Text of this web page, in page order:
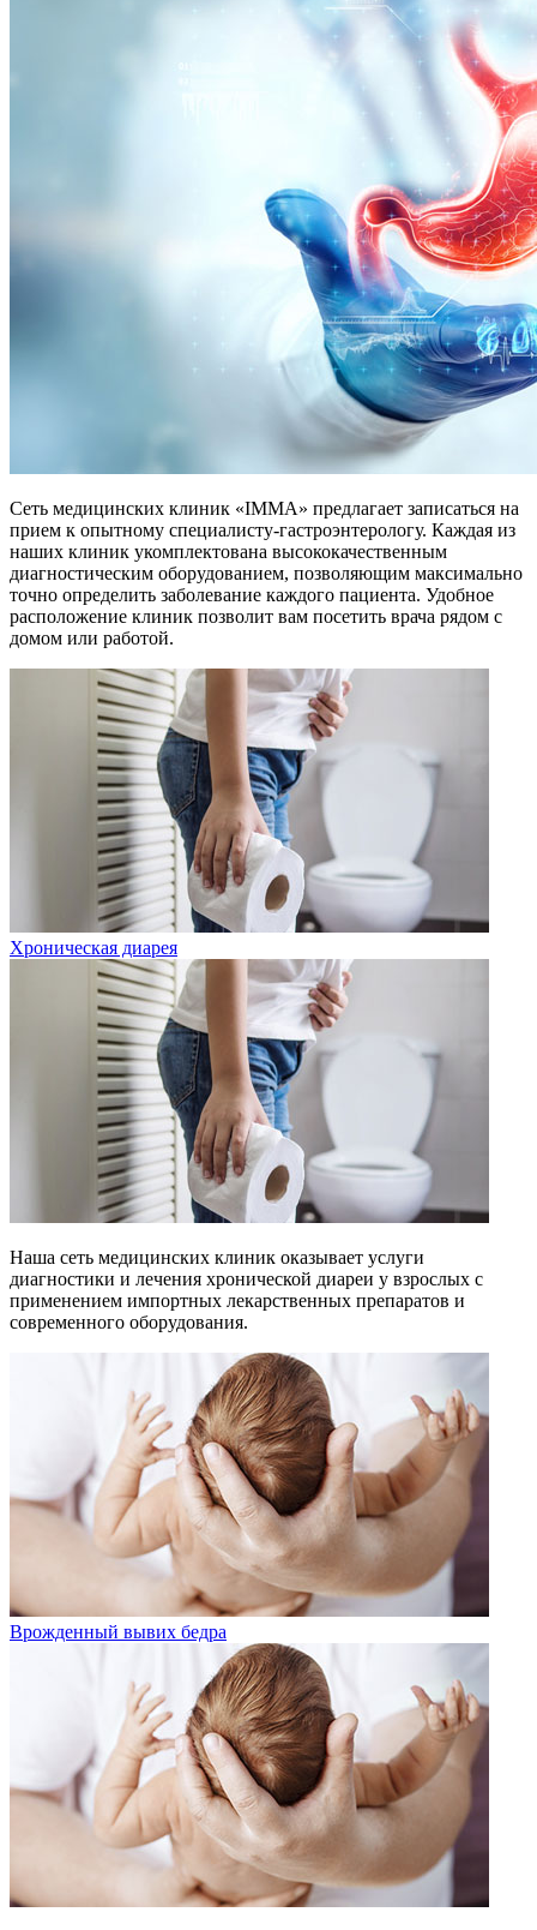
Сеть медицинских клиник «IMMA» предлагает записаться на
прием к опытному специалисту-гастроэнтерологу. Каждая из
наших клиник укомплектована высококачественным
диагностическим оборудованием, позволяющим максимально
точно определить заболевание каждого пациента. Удобное
расположение клиник позволит вам посетить врача рядом с
домом или работой.
Хроническая диарея
Наша сеть медицинских клиник оказывает услуги
диагностики и лечения хронической диареи у взрослых с
применением импортных лекарственных препаратов и
современного оборудования.
Врожденный вывих бедра